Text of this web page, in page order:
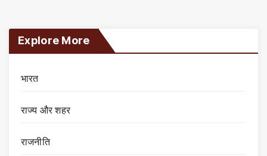
Explore More
भारत
राज्य और शहर
राजनीति